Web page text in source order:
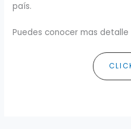
país.
Puedes conocer mas detalle